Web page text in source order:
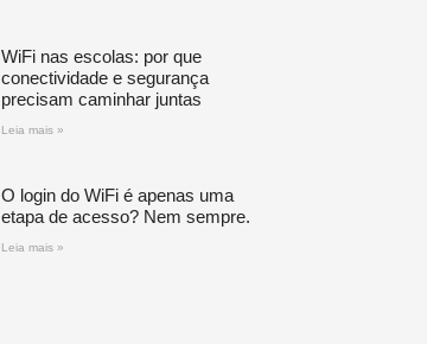
WiFi nas escolas: por que
conectividade e segurança
precisam caminhar juntas
Leia mais »
O login do WiFi é apenas uma
etapa de acesso? Nem sempre.
Leia mais »